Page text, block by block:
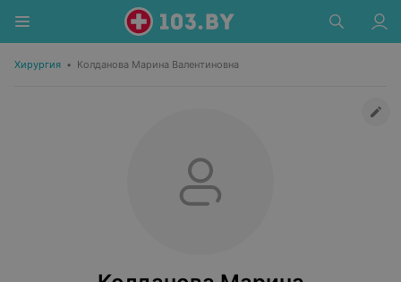
Хирургия • Колданова Марина Валентиновна